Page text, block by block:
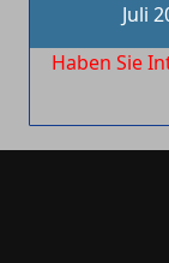
Juli
Haben Sie